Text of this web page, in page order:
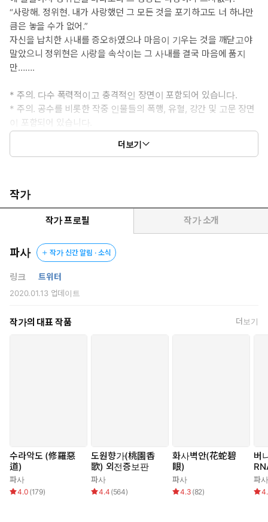
“사랑해. 정위현. 내가 사랑했던 그 모든 것을 포기하고도 너 하나만
큼은 놓을 수가 없어.”
자신을 납치한 사내를 증오하였으나 마음이 기우는 것을 깨닫고야
말았으니 정위현은 사랑을 속삭이는 그 사내를 결국 마음에 품지
만…….
* 주의. 다수 폭력적이고 충격적인 장면이 포함되어 있습니다.
* 주의. 공수를 비롯한 작중 인물들의 폭행, 유혈, 강간 및 고문 장면
이 포함되어 있습니다.
* 도원향가의 연작입니다. 스핀오프 소설이며 도원향가와 수라악도
의 캐릭터는 구분되어 다른 존재입니다.
더보기
작가
작가 프로필 작가 소개
파사 작가 신간 알림 · 소식
링크 트위터
2020.01.13업데이트
작가의 대표 작품 더보기
수라악도 (修羅惡
道)
파사
4.0 (179)
도원향가(桃園香
歌) 외전증보판
파사
4.4 (564)
화사벽안(花蛇碧
眼)
파사
4.3 (82)
버
파사